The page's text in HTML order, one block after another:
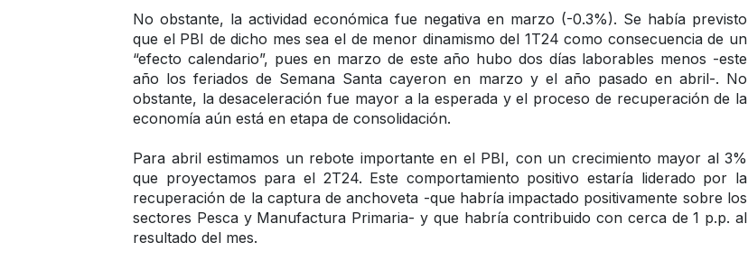
No obstante, la actividad económica fue negativa en marzo (-0.3%). Se había previsto
que el PBI de dicho mes sea el de menor dinamismo del 1T24 como consecuencia de un
“efecto calendario”, pues en marzo de este año hubo dos días laborables menos -este
año los feriados de Semana Santa cayeron en marzo y el año pasado en abril-. No
obstante, la desaceleración fue mayor a la esperada y el proceso de recuperación de la
economía aún está en etapa de consolidación.
Para abril estimamos un rebote importante en el PBI, con un crecimiento mayor al 3%
que proyectamos para el 2T24. Este comportamiento positivo estaría liderado por la
recuperación de la captura de anchoveta -que habría impactado positivamente sobre los
sectores Pesca y Manufactura Primaria- y que habría contribuido con cerca de 1 p.p. al
resultado del mes.